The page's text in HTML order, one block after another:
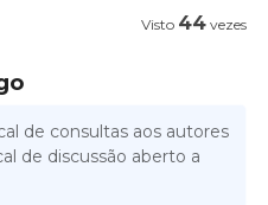
Visto 44 vezes
de consultas aos autores
de discussão aberto a